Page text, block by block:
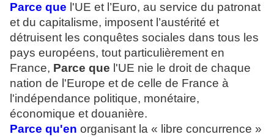
Parce que l'UE et l’Euro, au service du patronat
et du capitalisme, imposent l’austérité et
détruisent les conquêtes sociales dans tous les
pays européens, tout particulièrement en
France, Parce que l'UE nie le droit de chaque
nation de l'Europe et de celle de France à
l'indépendance politique, monétaire,
économique et douanière.
Parce qu'en organisant la « libre concurrence »